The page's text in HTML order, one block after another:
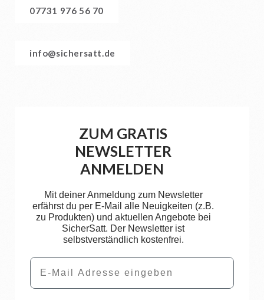
07731 976 56 70
info@sichersatt.de
ZUM GRATIS
NEWSLETTER
ANMELDEN
Mit deiner Anmeldung zum Newsletter
erfährst du per E-Mail alle Neuigkeiten (z.B.
zu Produkten) und aktuellen Angebote bei
SicherSatt. Der Newsletter ist
selbstverständlich kostenfrei.
Email